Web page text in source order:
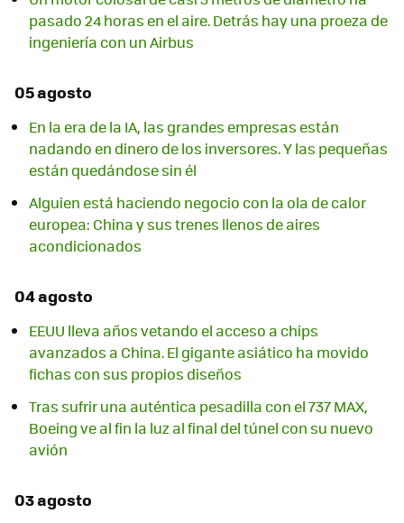
pasado 24 horas en el aire. Detrás hay una proeza de
ingeniería con un Airbus
05 agosto
En la era de la IA, las grandes empresas están
nadando en dinero de los inversores. Y las pequeñas
están quedándose sin él
Alguien está haciendo negocio con la ola de calor
europea: China y sus trenes llenos de aires
acondicionados
04 agosto
EEUU lleva años vetando el acceso a chips
avanzados a China. El gigante asiático ha movido
fichas con sus propios diseños
Tras sufrir una auténtica pesadilla con el 737 MAX,
Boeing ve al fin la luz al final del túnel con su nuevo
avión
03 agosto